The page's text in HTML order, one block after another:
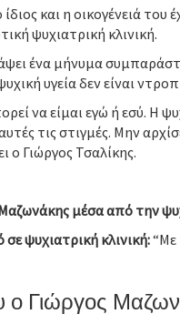
και η οικογένειά του
ψυχιατρική κλινική.
ένα μήνυμα
υγεία δεν είναι
να είμαι εγώ ή εσύ. Η
τις στιγμές. Μην
ο Γιώργος Τσαλίκης.
μέσα από την
ψυχιατρική κλινική:“Με
Γιώργος